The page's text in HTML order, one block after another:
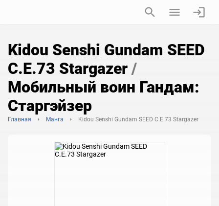
Kidou Senshi Gundam SEED
C.E.73 Stargazer /
Мобильный воин Гандам:
Старгэйзер
Главная Манга Kidou Senshi Gundam SEED C.E.73 Stargazer